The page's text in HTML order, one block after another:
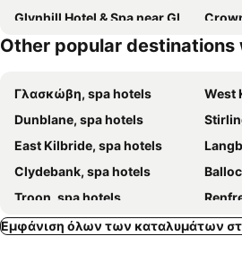
Glynhill Hotel & Spa near Glasgow Airport
Glasgow Argyle Hotel, BW Signature Collection
Other popular destinations
Γλασκώβη, spa hotels
West
Dunblane, spa hotels
East Kilbride, spa hotels
Clydebank, spa hotels
Troon, spa hotels
Luss, spa hotels
Εμφάνιση όλων των καταλυμάτων